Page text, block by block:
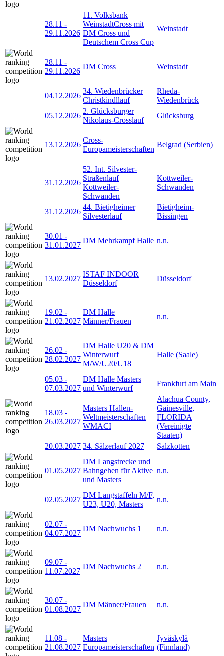
28.11 -
29.11.2026
11. Volksbank
WeinstadtCross mit
DM Cross und
Deutschem Cross Cup
Weinstadt
28.11 -
29.11.2026
DM Cross Weinstadt
04.12.2026
34. Wiedenbrücker
Christkindllauf
Rheda-
Wiedenbrück
05.12.2026
2. Glücksburger
Nikolaus-Crosslauf
Glücksburg
13.12.2026
Cross-
Europameisterschaften
Belgrad (Serbien)
31.12.2026
52. Int. Silvester-
Straßenlauf
Kottweiler-
Schwanden
Kottweiler-
Schwanden
31.12.2026
44. Bietigheimer
Silvesterlauf
Bietigheim-
Bissingen
30.01 -
31.01.2027
DM Mehrkampf Halle n.n.
13.02.2027
ISTAF INDOOR
Düsseldorf
Düsseldorf
19.02 -
21.02.2027
DM Halle
Männer/Frauen
n.n.
26.02 -
28.02.2027
DM Halle U20 & DM
Winterwurf
M/W/U20/U18
Halle (Saale)
05.03 -
07.03.2027
DM Halle Masters
und Winterwurf
Frankfurt am Main
18.03 -
26.03.2027
Masters Hallen-
Weltmeisterschaften
WMACI
Alachua County,
Gainesville,
FLORIDA
(Vereinigte
Staaten)
20.03.2027 34. Sälzerlauf 2027 Salzkotten
01.05.2027
DM Langstrecke und
Bahngehen für Aktive
und Masters
n.n.
02.05.2027
DM Langstaffeln M/F,
U23, U20, Masters
n.n.
02.07 -
04.07.2027
DM Nachwuchs 1 n.n.
09.07 -
11.07.2027
DM Nachwuchs 2 n.n.
30.07 -
01.08.2027
DM Männer/Frauen n.n.
11.08 -
21.08.2027
Masters
Europameisterschaften
Jyväskylä
(Finnland)